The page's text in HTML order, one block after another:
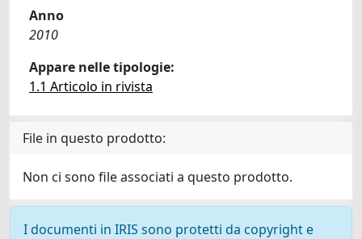
Anno
2010
Appare nelle tipologie:
1.1 Articolo in rivista
File in questo prodotto:
Non ci sono file associati a questo prodotto.
I documenti in IRIS sono protetti da copyright e